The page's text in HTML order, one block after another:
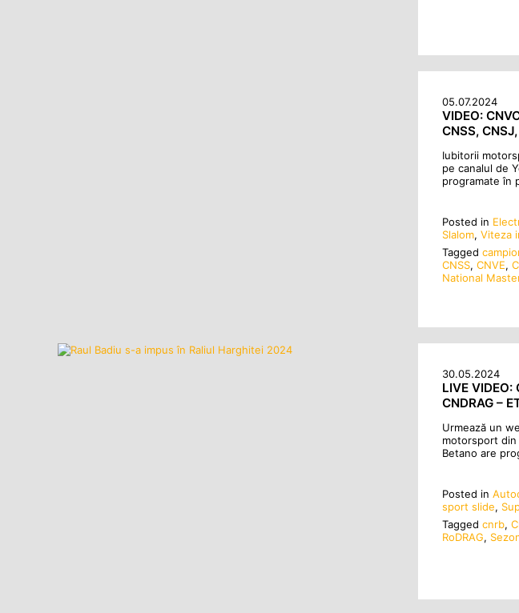
05.07.2024
VIDEO:
CNSS,
Iubitorii
pe canalul de
programate în
Posted in
Slalom, Viteza
Tagged
CNSS, CNVE,
National
30.05.2024
LIVE VIDEO:
CNDRAG –
Urmează un
motorsport din
Betano are
Posted in
sport slide,
Tagged cnrb,
RoDRAG,